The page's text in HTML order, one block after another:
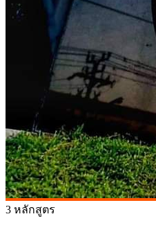
3 หลักสูตร